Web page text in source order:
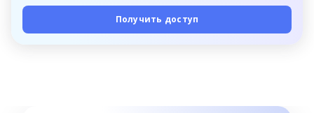
Получить доступ